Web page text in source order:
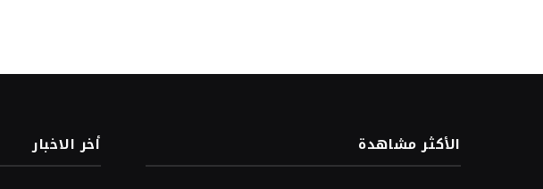
الأكثر مشاهدة أخر الاخبار